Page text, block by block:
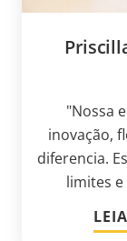
"Nossa
inovação,
diferencia.
limites